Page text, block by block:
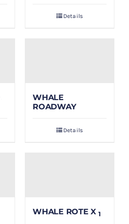
Details
WHALE
ROADWAY
Details
WHALE ROTE X 1